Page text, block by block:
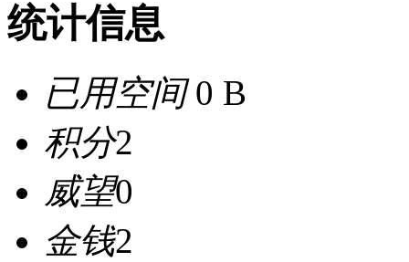
统计信息
已用空间0 B
积分2
威望0
金钱2